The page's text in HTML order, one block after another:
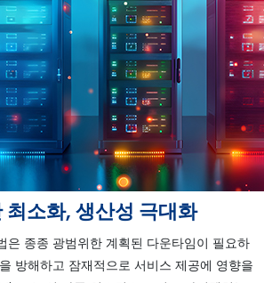
최소화, 생산성 극대화
은 종종 광범위한 계획된 다운타임이 필요하
방해하고 잠재적으로 서비스 제공에 영향을